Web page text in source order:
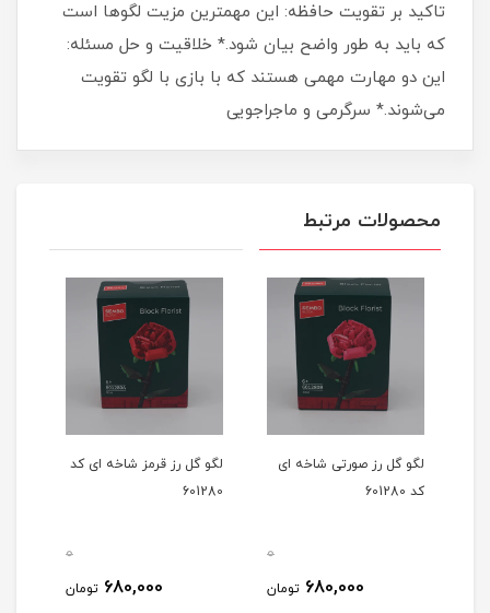
تاکید بر تقویت حافظه: این مهمترین مزیت لگوها است
که باید به طور واضح بیان شود.* خلاقیت و حل مسئله:
این دو مهارت مهمی هستند که با بازی با لگو تقویت
می‌شوند.* سرگرمی و ماجراجویی
محصولات مرتبط
لگو گل رز صورتی شاخه ای
کد 601280
0
680,000 تومان
لگو گل رز قرمز شاخه ای کد
601280
0
680,000 تومان